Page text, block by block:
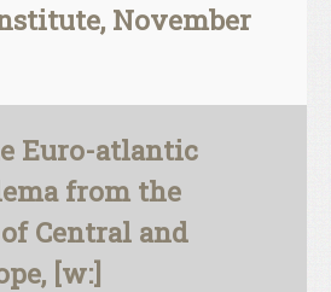
November
Euro-atlantic
from the
Central and
[w:]